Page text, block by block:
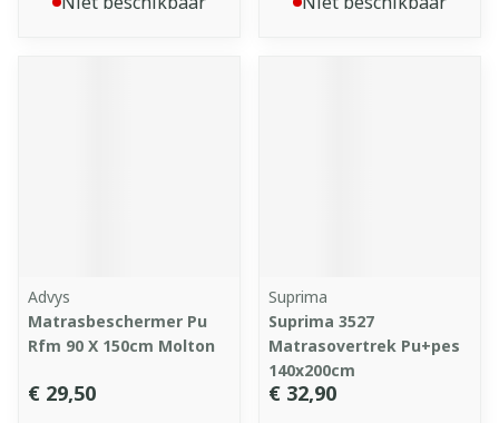
Advys
Matrasbeschermer Pu
Rfm 90 X 150cm Molton
€ 29,50
Suprima
Suprima 3527
Matrasovertrek Pu+pes
140x200cm
€ 32,90